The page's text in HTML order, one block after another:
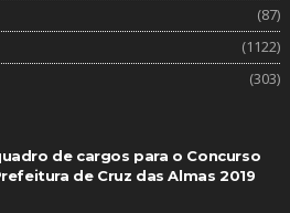
(87)
(1122)
(303)
de cargos para o Concurso
de Cruz das Almas 2019